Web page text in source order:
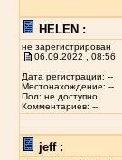
HELEN :
не зарегистрирован
06.09.2022 , 08:56
Дата регистрации: --
Местонахождение: --
Пол: не доступно
Комментариев: --
jeff :